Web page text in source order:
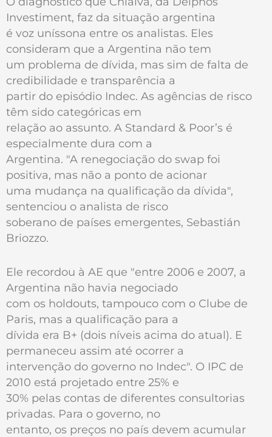
Investiment, faz da situação argentina
é voz uníssona entre os analistas. Eles
consideram que a Argentina não tem
um problema de dívida, mas sim de falta de
credibilidade e transparência a
partir do episódio Indec. As agências de risco
têm sido categóricas em
relação ao assunto. A Standard & Poor’s é
especialmente dura com a
Argentina. "A renegociação do swap foi
positiva, mas não a ponto de acionar
uma mudança na qualificação da dívida",
sentenciou o analista de risco
soberano de países emergentes, Sebastián
Briozzo.
Ele recordou à AE que "entre 2006 e 2007, a
Argentina não havia negociado
com os holdouts, tampouco com o Clube de
Paris, mas a qualificação para a
dívida era B+ (dois níveis acima do atual). E
permaneceu assim até ocorrer a
intervenção do governo no Indec". O IPC de
2010 está projetado entre 25% e
30% pelas contas de diferentes consultorias
privadas. Para o governo, no
entanto, os preços no país devem acumular